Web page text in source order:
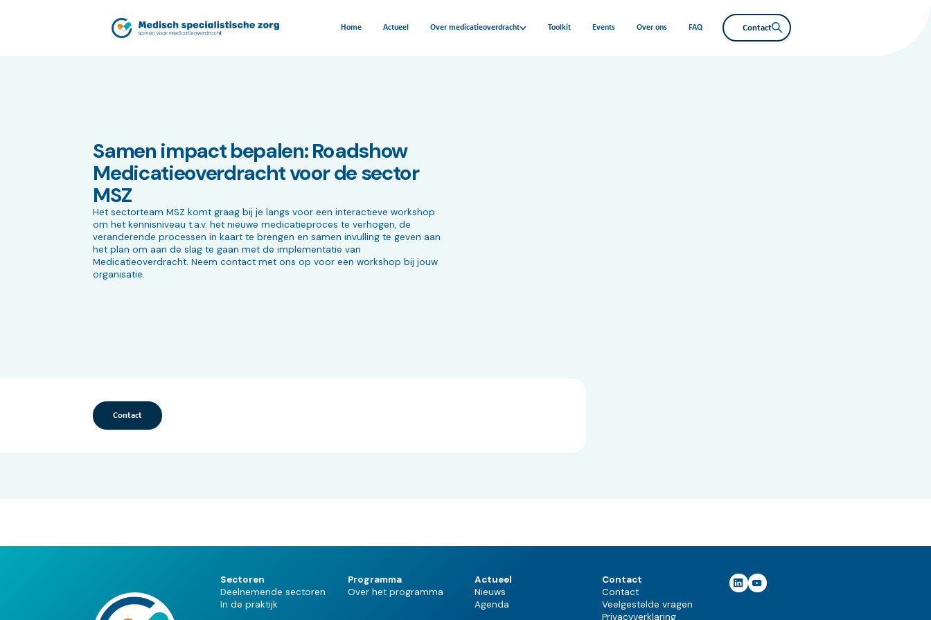
Home Actueel Over medicatieoverdracht Toolkit Events Over ons FAQ Contact
Samen impact bepalen: Roadshow
Medicatieoverdracht voor de sector
MSZ
Het sectorteam MSZ komt graag bij je langs voor een interactieve workshop
om het kennisniveau t.a.v. het nieuwe medicatieproces te verhogen, de
veranderende processen in kaart te brengen en samen invulling te geven aan
het plan om aan de slag te gaan met de implementatie van
Medicatieoverdracht. Neem contact met ons op voor een workshop bij jouw
organisatie.
Contact
Sectoren
Deelnemende sectoren
In de praktijk
Programma
Over het programma
Actueel
Nieuws
Agenda
Contact
Contact
Veelgestelde vragen
Privacyverklaring